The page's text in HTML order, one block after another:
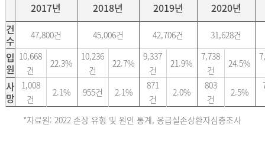
2017년 2018년 2019년
2020년
건
수
47,800건 45,006건 42,706건 31,628건
입
원
10,668
건
22.3%
10,236
건
22.7%
9,337
건
21.9%
7,738
건
24.5%
사
망
1,008
건
2.1% 955건 2.1%
871
건
2.0%
803
건
2.5%
*자료원: 2022 손상 유형 및 원인 통계, 응급실손상환자심층조사